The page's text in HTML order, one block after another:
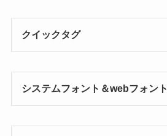
クイックタグ
システムフォント＆webフォント